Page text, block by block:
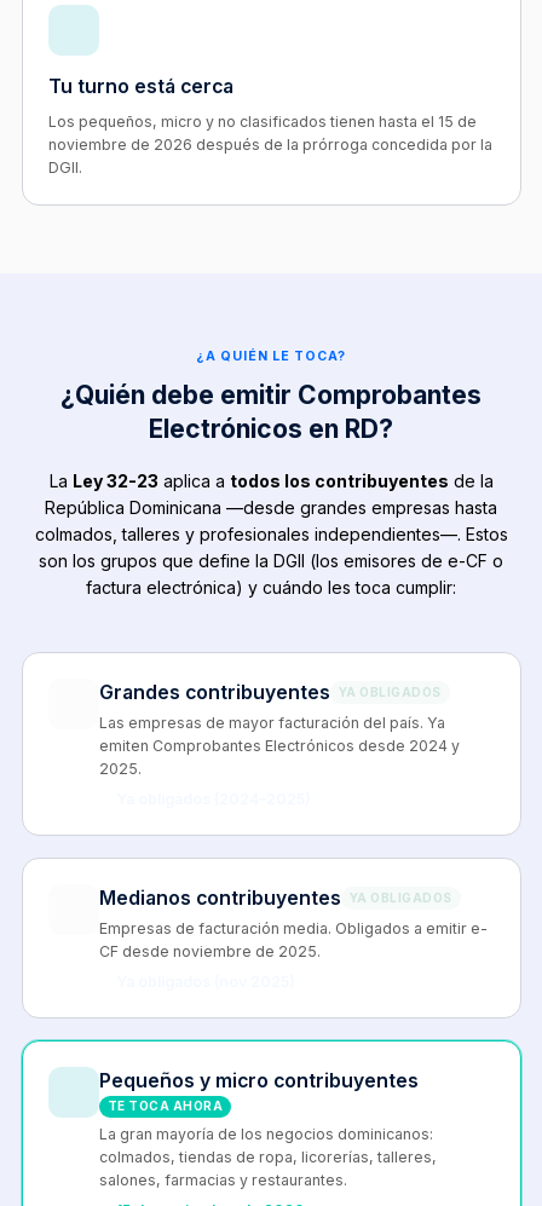
Tu turno está cerca
Los pequeños, micro y no clasificados tienen hasta el 15 de
noviembre de 2026 después de la prórroga concedida por la
DGII.
¿A QUIÉN LE TOCA?
¿Quién debe emitir Comprobantes
Electrónicos en RD?
La Ley 32-23 aplica a todos los contribuyentes de la
República Dominicana —desde grandes empresas hasta
colmados, talleres y profesionales independientes—. Estos
son los grupos que define la DGII (los emisores de e-CF o
factura electrónica) y cuándo les toca cumplir:
Grandes contribuyentes YA OBLIGADOS
Las empresas de mayor facturación del país. Ya
emiten Comprobantes Electrónicos desde 2024 y
2025.
Medianos contribuyentes YA OBLIGADOS
Empresas de facturación media. Obligados a emitir e-
CF desde noviembre de 2025.
Pequeños y micro contribuyentes
TE TOCA AHORA
La gran mayoría de los negocios dominicanos:
colmados, tiendas de ropa, licorerías, talleres,
salones, farmacias y restaurantes.